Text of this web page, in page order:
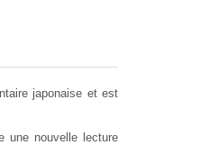
japonaise et est
une nouvelle lecture